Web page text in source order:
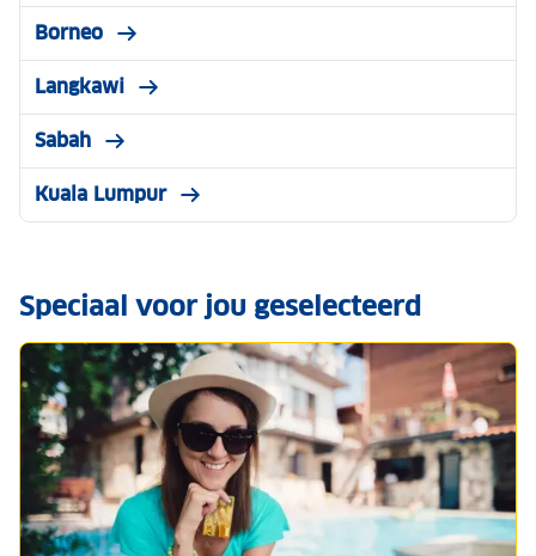
Borneo
Langkawi
Sabah
Kuala Lumpur
Speciaal voor jou geselecteerd